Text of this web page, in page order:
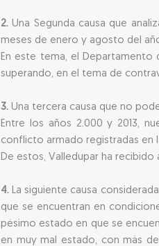
2. Una Segunda causa que
meses de enero y agosto del
En este tema, el Departamento
superando, en el tema de
3. Una tercera causa que no
Entre los años 2.000 y 2013,
conflicto armado registradas en
De estos, Valledupar ha
4. La siguiente causa
que se encuentran en
pésimo estado en que se
en muy mal estado, con más